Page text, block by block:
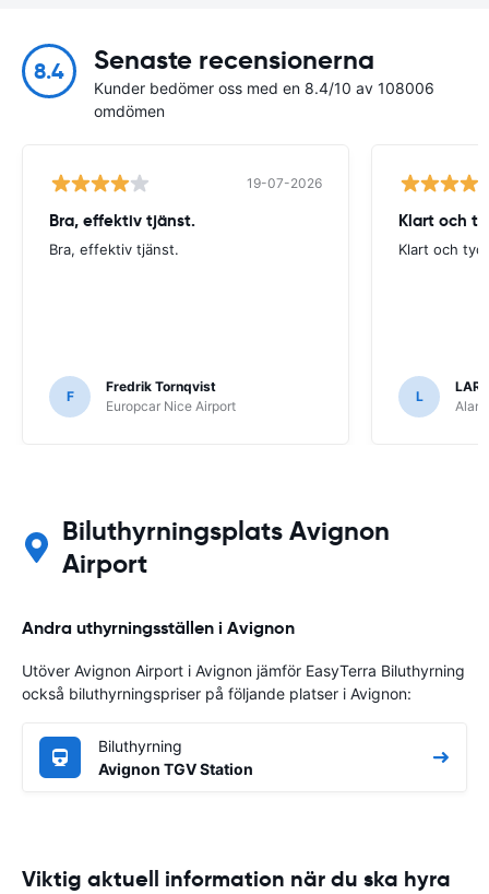
8.4 Senaste recensionerna
Kunder bedömer oss med en 8.4/10 av 108006
omdömen
19-07-2026
Bra, effektiv tjänst.
Bra, effektiv tjänst.
F
Fredrik Tornqvist
Europcar Nice Airport
Klart och
Klart och
L
Biluthyrningsplats Avignon
Airport
Andra uthyrningsställen i Avignon
Utöver Avignon Airport i Avignon jämför EasyTerra Biluthyrning
också biluthyrningspriser på följande platser i Avignon:
Biluthyrning
Avignon TGV Station
Viktig aktuell information när du ska hyra